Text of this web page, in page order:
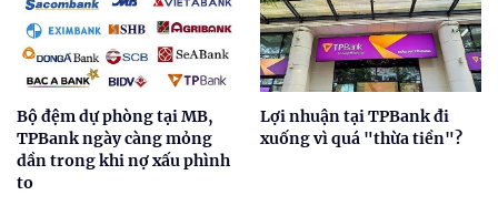
Bộ đệm dự phòng tại MB,
TPBank ngày càng mỏng
dần trong khi nợ xấu phình
to
Lợi nhuận tại TPBank đi
xuống vì quá "thừa tiền"?